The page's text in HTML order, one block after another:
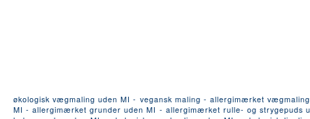
økologisk vægmaling uden MI - vegansk maling - allergimærket
MI - allergimærket grunder uden MI - allergimærket rulle- og strygepuds